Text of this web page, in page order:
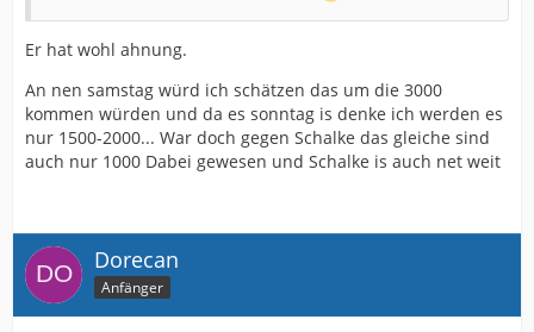
Er hat wohl ahnung.
An nen samstag würd ich schätzen das um die 3000
kommen würden und da es sonntag is denke ich werden es
nur 1500-2000... War doch gegen Schalke das gleiche sind
auch nur 1000 Dabei gewesen und Schalke is auch net weit
Dorecan
Anfänger